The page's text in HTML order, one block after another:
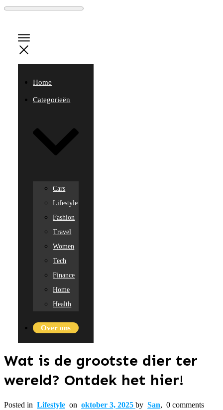
Home
Categorieën
Cars
Lifestyle
Fashion
Travel
Women
Tech
Finance
Home
Health
Over ons
Wat is de grootste dier ter
wereld? Ontdek het hier!
Posted in Lifestyle on oktober 3, 2025 by San, 0 comments